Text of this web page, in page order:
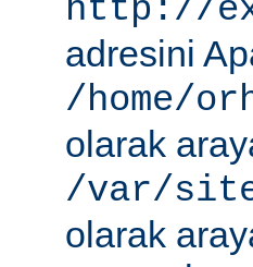
http://
adresini
/home/
olarak
/var/
olarak